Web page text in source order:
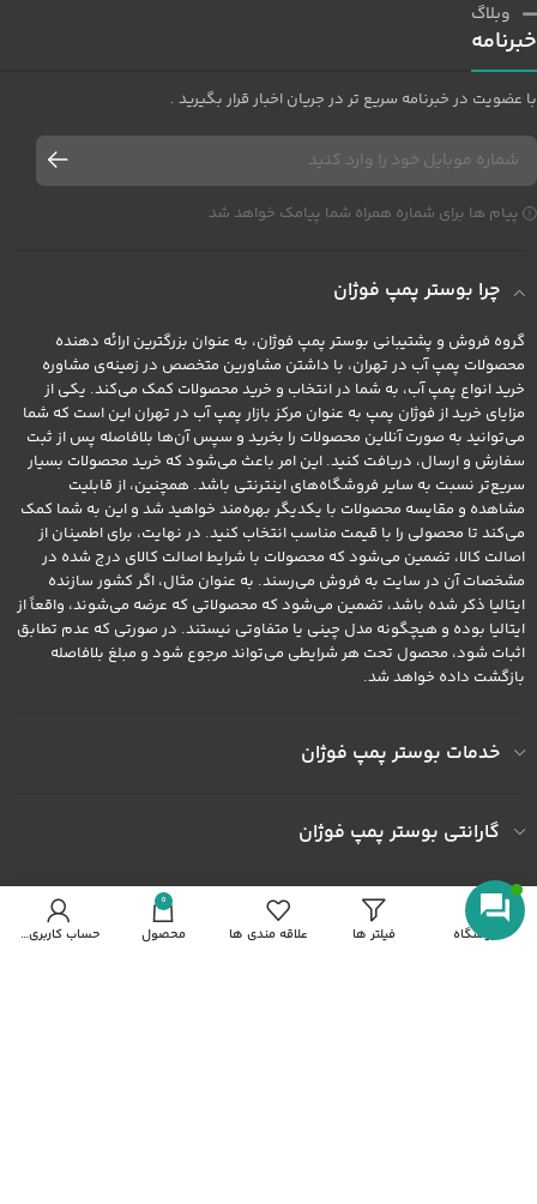
وبلاگ
خبرنامه
با عضویت در خبرنامه سریع تر در جریان اخبار قرار بگیرید .
پیام ها برای شماره همراه شما پیامک خواهد شد
چرا بوستر پمپ فوژان
گروه فروش و پشتیبانی بوستر پمپ فوژان، به عنوان بزرگترین ارائه دهنده
محصولات پمپ آب در تهران، با داشتن مشاورین متخصص در زمینه‌ی مشاوره
خرید انواع پمپ آب، به شما در انتخاب و خرید محصولات کمک می‌کند. یکی از
مزایای خرید از فوژان پمپ به عنوان مرکز بازار پمپ آب در تهران این است که شما
می‌توانید به صورت آنلاین محصولات را بخرید و سپس آن‌ها بلافاصله پس از ثبت
سفارش و ارسال، دریافت کنید. این امر باعث می‌شود که خرید محصولات بسیار
سریع‌تر نسبت به سایر فروشگاه‌های اینترنتی باشد. همچنین، از قابلیت
مشاهده و مقایسه محصولات با یکدیگر بهره‌مند خواهید شد و این به شما کمک
می‌کند تا محصولی را با قیمت مناسب انتخاب کنید. در نهایت، برای اطمینان از
اصالت کالا، تضمین می‌شود که محصولات با شرایط اصالت کالای درج شده در
مشخصات آن در سایت به فروش می‌رسند. به عنوان مثال، اگر کشور سازنده
ایتالیا ذکر شده باشد، تضمین می‌شود که محصولاتی که عرضه می‌شوند، واقعاً از
ایتالیا بوده و هیچگونه مدل چینی یا متفاوتی نیستند. در صورتی که عدم تطابق
اثبات شود، محصول تحت هر شرایطی می‌تواند مرجوع شود و مبلغ بلافاصله
بازگشت داده خواهد شد.
خدمات بوستر پمپ فوژان
گارانتی بوستر پمپ فوژان
به ما اعتماد کنید
فروشگاه فیلتر ها علاقه مندی ها
0
محصول حساب کاربری من